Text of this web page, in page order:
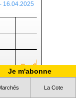
- 16.04.2025
Je m'abonne
La Cote